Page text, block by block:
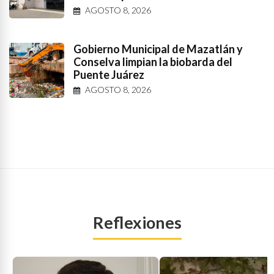
AGOSTO 8, 2026
Gobierno Municipal de Mazatlán y
Conselva limpian la biobarda del
Puente Juárez
AGOSTO 8, 2026
Reflexiones